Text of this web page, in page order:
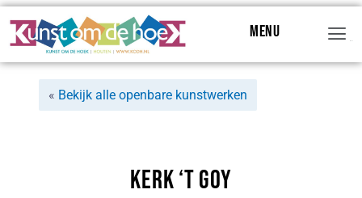
Menu
« Bekijk alle openbare kunstwerken
Kerk ‘t Goy